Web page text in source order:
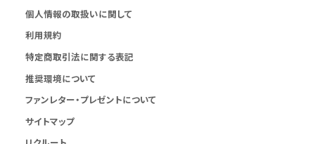
個人情報の取扱いに関して
利用規約
特定商取引法に関する表記
推奨環境について
ファンレター・プレゼントについて
サイトマップ